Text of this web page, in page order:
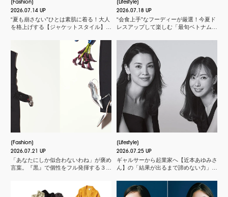
Fashion
2026.07.14 UP
“夏も崩さない”ひとは素肌に着る！大人
を格上げする【ジャケットスタイル】厳
Lifestyle
2026.07.18 UP
“会食上手”なフーディーが厳選！今夏ド
レスアップして楽しむ「最旬ベトナム料
Fashion
2026.07.21 UP
「あなたにしか似合わないわね」が褒め
言葉。『黒』で個性をフル発揮する３つ
Lifestyle
2026.07.25 UP
ギャルサーから起業家へ【近本あゆみさ
ん】の「結果が出るまで諦めない力」と